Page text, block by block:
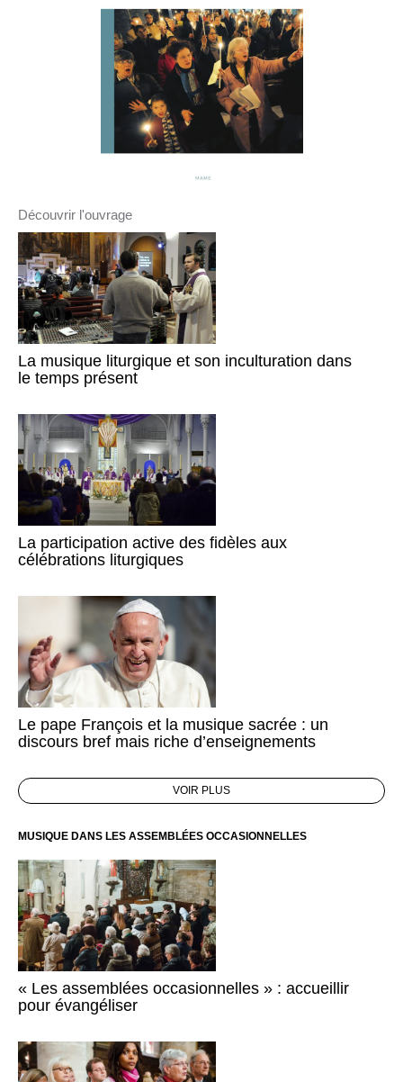
Découvrir l'ouvrage
La musique liturgique et son inculturation dans
le temps présent
La participation active des fidèles aux
célébrations liturgiques
Le pape François et la musique sacrée : un
discours bref mais riche d’enseignements
VOIR PLUS
MUSIQUE DANS LES ASSEMBLÉES OCCASIONNELLES
« Les assemblées occasionnelles » : accueillir
pour évangéliser